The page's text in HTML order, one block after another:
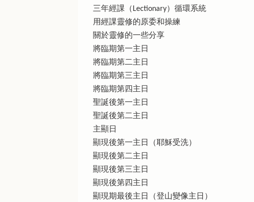
三年經課（Lectionary）循環系統
用經課靈修的原委和操練
關於靈修的一些分享
將臨期第一主日
將臨期第二主日
將臨期第三主日
將臨期第四主日
聖誕後第一主日
聖誕後第二主日
主顯日
顯現後第一主日（耶穌受洗）
顯現後第二主日
顯現後第三主日
顯現後第四主日
顯現期最後主日（登山變像主日）